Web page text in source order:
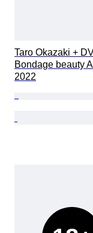
Taro Okazaki +
Bondage beauty
2022